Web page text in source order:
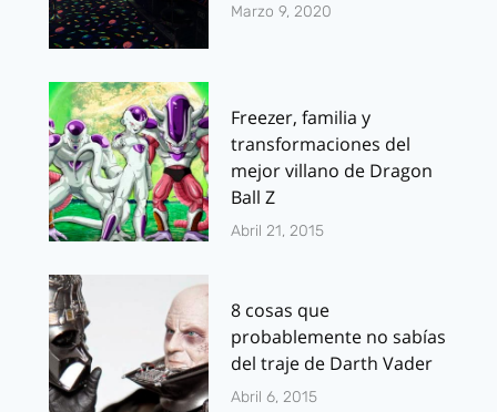
Marzo 9, 2020
Freezer, familia y
transformaciones del
mejor villano de Dragon
Ball Z
Abril 21, 2015
8 cosas que
probablemente no sabías
del traje de Darth Vader
Abril 6, 2015